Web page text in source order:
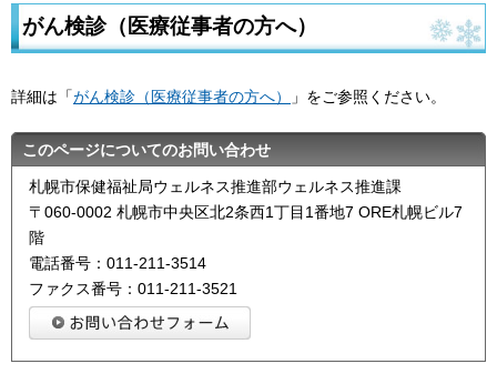
がん検診（医療従事者の方へ）
詳細は「がん検診（医療従事者の方へ） 」をご参照ください。
このページについてのお問い合わせ
札幌市保健福祉局ウェルネス推進部ウェルネス推進課
〒060-0002 札幌市中央区北2条西1丁目1番地7 ORE札幌ビル7
階
電話番号：011-211-3514
ファクス番号：011-211-3521